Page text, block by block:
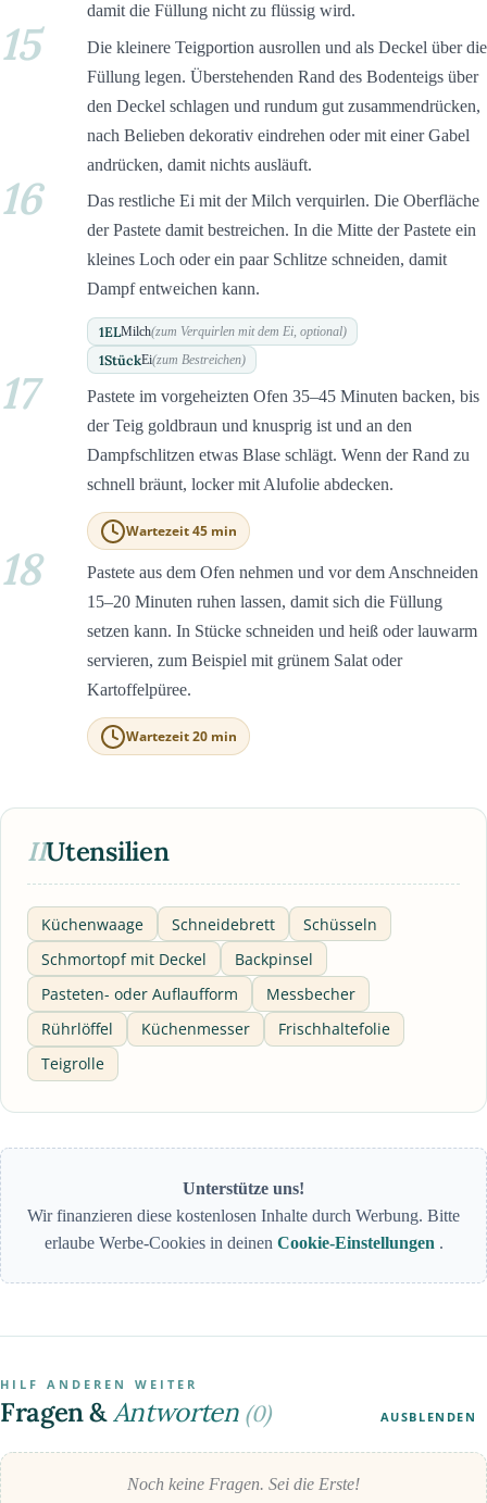
damit die Füllung nicht zu flüssig wird.
15
Die kleinere Teigportion ausrollen und als Deckel über die
Füllung legen. Überstehenden Rand des Bodenteigs über
den Deckel schlagen und rundum gut zusammendrücken,
nach Belieben dekorativ eindrehen oder mit einer Gabel
andrücken, damit nichts ausläuft.
16
Das restliche Ei mit der Milch verquirlen. Die Oberfläche
der Pastete damit bestreichen. In die Mitte der Pastete ein
kleines Loch oder ein paar Schlitze schneiden, damit
Dampf entweichen kann.
1ELMilch(zum Verquirlen mit dem Ei, optional)
1StückEi(zum Bestreichen)
17
Pastete im vorgeheizten Ofen 35–45 Minuten backen, bis
der Teig goldbraun und knusprig ist und an den
Dampfschlitzen etwas Blase schlägt. Wenn der Rand zu
schnell bräunt, locker mit Alufolie abdecken.
Wartezeit 45 min
18
Pastete aus dem Ofen nehmen und vor dem Anschneiden
15–20 Minuten ruhen lassen, damit sich die Füllung
setzen kann. In Stücke schneiden und heiß oder lauwarm
servieren, zum Beispiel mit grünem Salat oder
Kartoffelpüree.
Wartezeit 20 min
IIUtensilien
Küchenwaage Schneidebrett
Schüsseln
Schmortopf mit Deckel
Backpinsel
Pasteten- oder Auflaufform
Messbecher
Rührlöffel
Küchenmesser
Frischhaltefolie
Teigrolle
Unterstütze uns!
Wir finanzieren diese kostenlosen Inhalte durch Werbung. Bitte
erlaube Werbe-Cookies in deinen Cookie-Einstellungen .
HILF ANDEREN WEITER
Fragen &Antworten (0) AUSBLENDEN
Noch keine Fragen. Sei die Erste!